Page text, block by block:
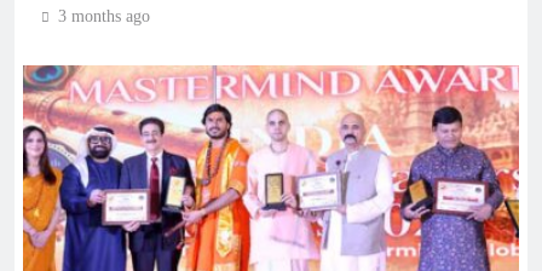
3 months ago